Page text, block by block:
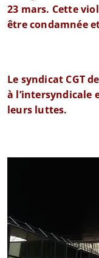
23 mars. Cette
être condamnée
Le syndicat CGT
à l’intersyndicale
leurs luttes.